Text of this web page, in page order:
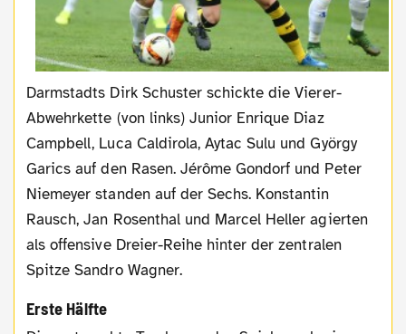
Darmstadts Dirk Schuster schickte die Vierer-
Abwehrkette (von links) Junior Enrique Diaz
Campbell, Luca Caldirola, Aytac Sulu und György
Garics auf den Rasen. Jérôme Gondorf und Peter
Niemeyer standen auf der Sechs. Konstantin
Rausch, Jan Rosenthal und Marcel Heller agierten
als offensive Dreier-Reihe hinter der zentralen
Spitze Sandro Wagner.
Erste Hälfte